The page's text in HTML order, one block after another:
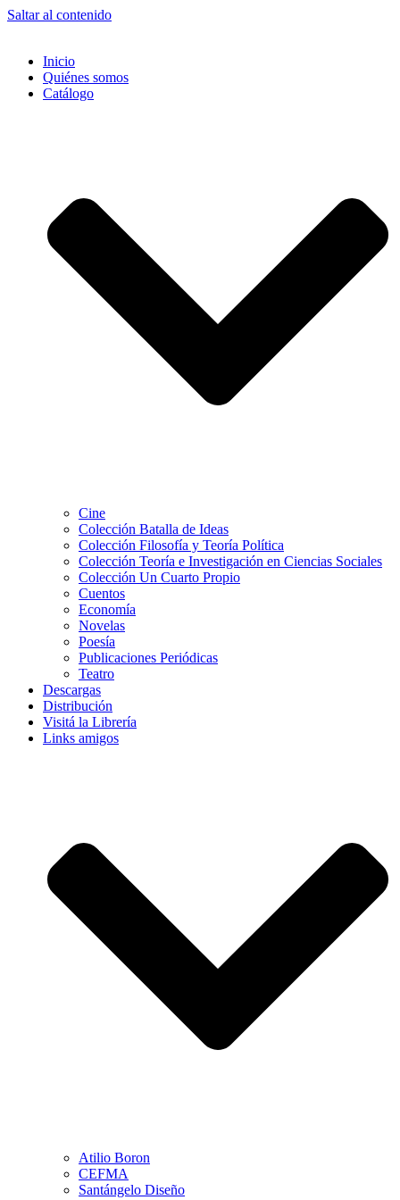
Saltar al contenido
Inicio
Quiénes somos
Catálogo
Cine
Colección Batalla de Ideas
Colección Filosofía y Teoría Política
Colección Teoría e Investigación en Ciencias Sociales
Colección Un Cuarto Propio
Cuentos
Economía
Novelas
Poesía
Publicaciones Periódicas
Teatro
Descargas
Distribución
Visitá la Librería
Links amigos
Atilio Boron
CEFMA
Santángelo Diseño